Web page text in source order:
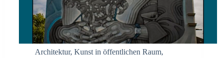
Architektur, Kunst in öffentlichen Raum,